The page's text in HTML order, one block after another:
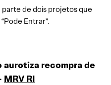
parte de dois projetos que
Entrar”.
aurotiza recompra de
MRV RI